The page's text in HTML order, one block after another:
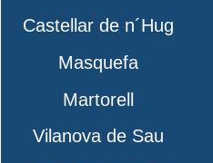
Castellar de n´Hug
Masquefa
Martorell
Vilanova de Sau